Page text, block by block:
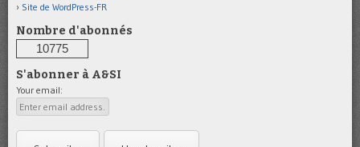
Site de WordPress-FR
Nombre d'abonnés
10775
S'abonner à A&SI
Your email: